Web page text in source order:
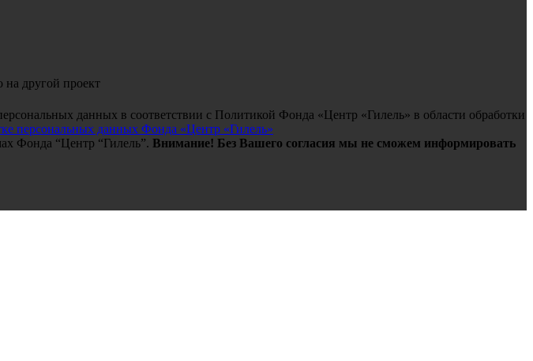
другой проект
данных в соответствии с Политикой Фонда «Центр «Гилель» в области обработки
персональных данных Фонда «Центр «Гилель»
Фонда “Центр “Гилель”. Внимание! Без Вашего согласия мы не сможем информировать